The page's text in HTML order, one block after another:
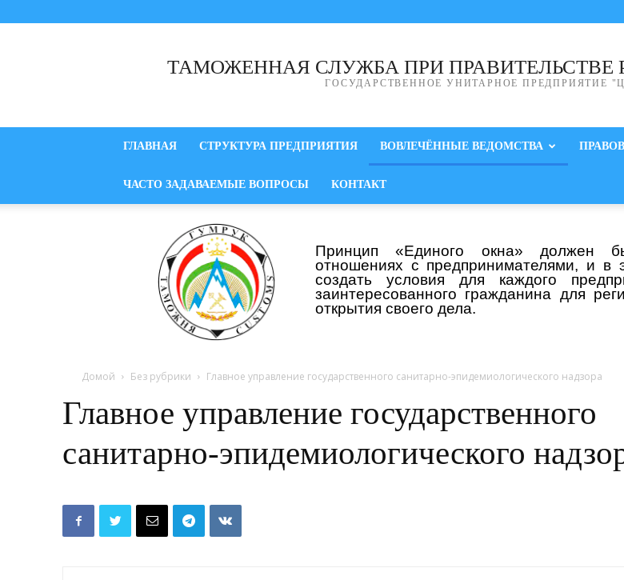
ТАМОЖЕННАЯ СЛУЖБА ПРИ
ГОСУДАРСТВЕННОЕ УНИТАРНОЕ ПРЕДПРИЯТИЕ
ГЛАВНАЯ СТРУКТУРА ПРЕДПРИЯТИЯ ВОВЛЕЧЁННЫЕ ВЕДОМСТВА
ЧАСТО ЗАДАВАЕМЫЕ ВОПРОСЫ КОНТАКТ
Принцип «Единого окна» должен
отношениях с предпринимателями, и в
создать условия для каждого
заинтересованного гражданина для
открытия своего дела.
Домой Без рубрики Главное управление государственного санитарно-эпидемиологического надзора
Главное управление государственного
санитарно-эпидемиологического